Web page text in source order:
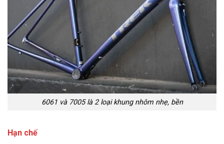
6061 và 7005 là 2 loại khung nhôm nhẹ, bền
Hạn chế